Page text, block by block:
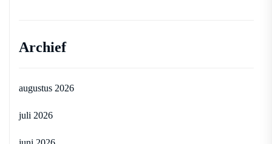
Archief
augustus 2026
juli 2026